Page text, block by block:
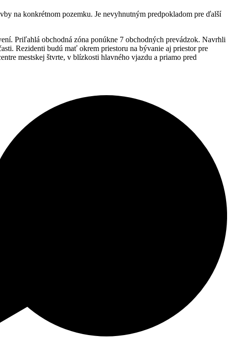
na konkrétnom pozemku. Je nevyhnutným predpokladom pre ďalší
Priľahlá obchodná zóna ponúkne 7 obchodných prevádzok. Navrhli
Rezidenti budú mať okrem priestoru na bývanie aj priestor pre
mestskej štvrte, v blízkosti hlavného vjazdu a priamo pred